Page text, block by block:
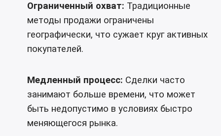
Ограниченный охват: Традиционные
методы продажи ограничены
географически, что сужает круг активных
покупателей.
Медленный процесс: Сделки часто
занимают больше времени, что может
быть недопустимо в условиях быстро
меняющегося рынка.